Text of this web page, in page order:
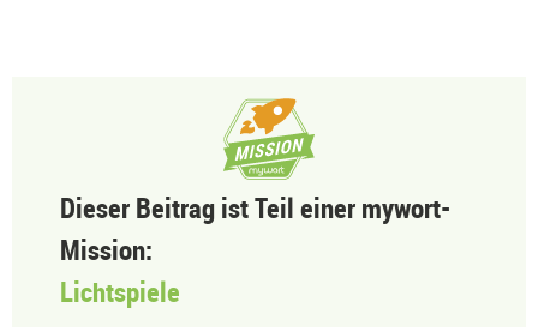
Dieser Beitrag ist Teil einer mywort-
Mission:
Lichtspiele